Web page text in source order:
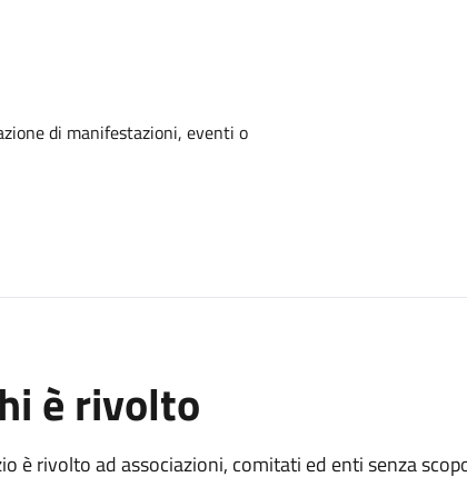
di manifestazioni, eventi o
è rivolto
è rivolto ad associazioni, comitati ed enti senza